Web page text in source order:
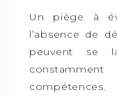
Un piège à
l’absence de
peuvent se